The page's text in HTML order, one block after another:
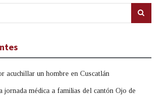
acuchillar un hombre en Cuscatlán
jornada médica a familias del cantón Ojo de